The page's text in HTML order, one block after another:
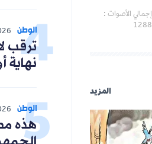
إجمالي الأصوات :
1288
المزيد
الوطن
ترقب
نهاية
الوطن
هذه